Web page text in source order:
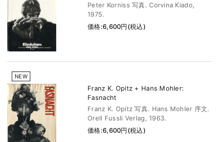
Peter Korniss 写真. Corvina Kiado,
1975.
価格:6,600円(税込)
NEW
Franz K. Opitz + Hans Mohler:
Fasnacht
Franz K. Opitz 写真. Hans Mohler 序文.
Orell Fussli Verlag, 1963.
価格:6,600円(税込)